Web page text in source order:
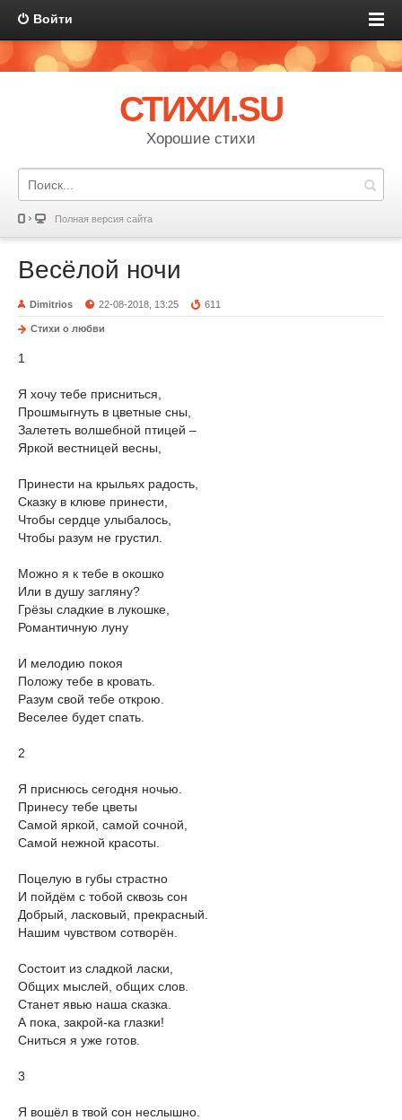
Войти
СТИХИ.SU
Хорошие стихи
Полная версия сайта
Весёлой ночи
Dimitrios 22-08-2018, 13:25 611
Стихи о любви
1
Я хочу тебе присниться,
Прошмыгнуть в цветные сны,
Залететь волшебной птицей –
Яркой вестницей весны,
Принести на крыльях радость,
Сказку в клюве принести,
Чтобы сердце улыбалось,
Чтобы разум не грустил.
Можно я к тебе в окошко
Или в душу загляну?
Грёзы сладкие в лукошке,
Романтичную луну
И мелодию покоя
Положу тебе в кровать.
Разум свой тебе открою.
Веселее будет спать.
2
Я приснюсь сегодня ночью.
Принесу тебе цветы
Самой яркой, самой сочной,
Самой нежной красоты.
Поцелую в губы страстно
И пойдём с тобой сквозь сон
Добрый, ласковый, прекрасный.
Нашим чувством сотворён.
Состоит из сладкой ласки,
Общих мыслей, общих слов.
Станет явью наша сказка.
А пока, закрой-ка глазки!
Сниться я уже готов.
3
Я вошёл в твой сон неслышно.